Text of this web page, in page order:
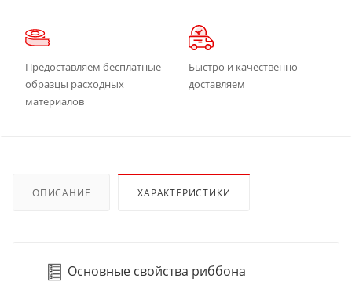
Предоставляем бесплатные
образцы расходных
материалов
Быстро и качественно
доставляем
ОПИСАНИЕ ХАРАКТЕРИСТИКИ
Основные свойства риббона